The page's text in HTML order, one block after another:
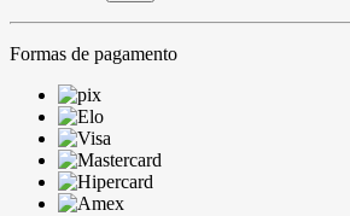
Formas de pagamento